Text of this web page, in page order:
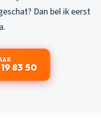
Dan bel ik eerst
83 50